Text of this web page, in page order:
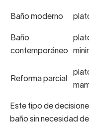
Baño moderno
Baño
contemporáneo
Reforma parcial
Este tipo de
baño sin necesidad